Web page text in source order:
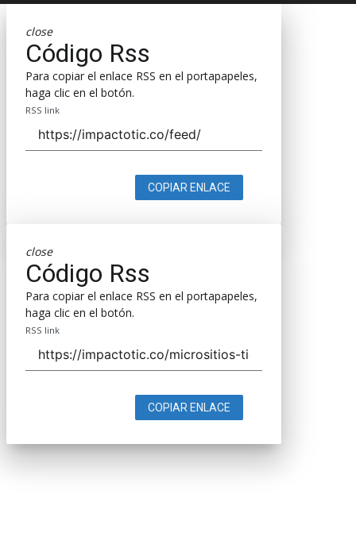
close
Código Rss
Para copiar el enlace RSS en el portapapeles,
haga clic en el botón.
RSS link
COPIAR ENLACE
close
Código Rss
Para copiar el enlace RSS en el portapapeles,
haga clic en el botón.
RSS link
COPIAR ENLACE